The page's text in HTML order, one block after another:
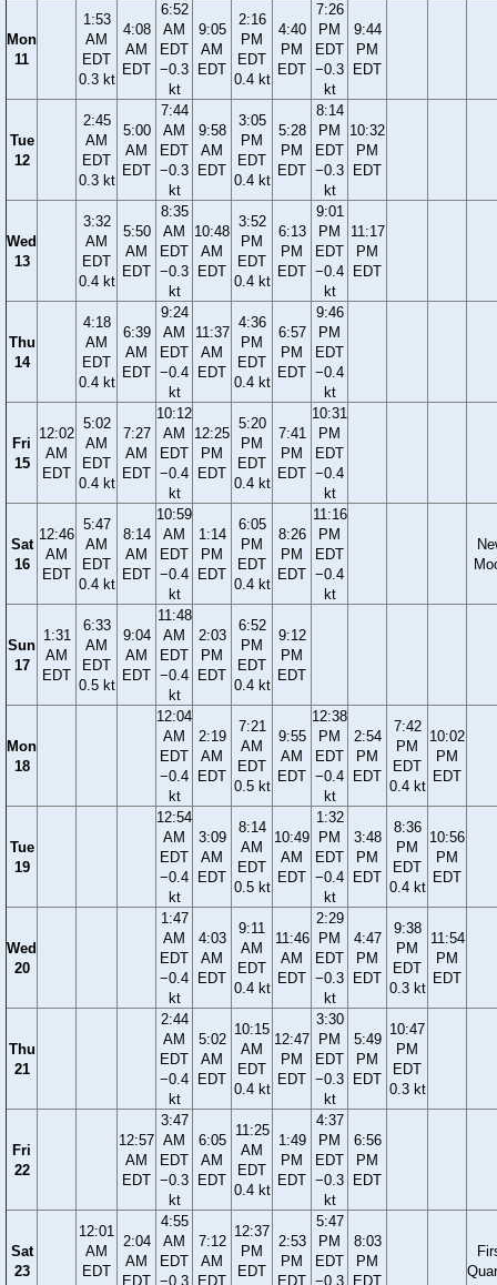
Mon
11
1:53
AM
EDT
0.3 kt
4:08
AM
EDT
6:52
AM
EDT
−0.3
kt
9:05
AM
EDT
2:16
PM
EDT
0.4 kt
4:40
PM
EDT
7:26
PM
EDT
−0.3
kt
9:44
PM
EDT
Tue
12
2:45
AM
EDT
0.3 kt
5:00
AM
EDT
7:44
AM
EDT
−0.3
kt
9:58
AM
EDT
3:05
PM
EDT
0.4 kt
5:28
PM
EDT
8:14
PM
EDT
−0.3
kt
10:32
PM
EDT
Wed
13
3:32
AM
EDT
0.4 kt
5:50
AM
EDT
8:35
AM
EDT
−0.3
kt
10:48
AM
EDT
3:52
PM
EDT
0.4 kt
6:13
PM
EDT
9:01
PM
EDT
−0.4
kt
11:17
PM
EDT
Thu
14
4:18
AM
EDT
0.4 kt
6:39
AM
EDT
9:24
AM
EDT
−0.4
kt
11:37
AM
EDT
4:36
PM
EDT
0.4 kt
6:57
PM
EDT
9:46
PM
EDT
−0.4
kt
Fri
15
12:02
AM
EDT
5:02
AM
EDT
0.4 kt
7:27
AM
EDT
10:12
AM
EDT
−0.4
kt
12:25
PM
EDT
5:20
PM
EDT
0.4 kt
7:41
PM
EDT
10:31
PM
EDT
−0.4
kt
Sat
16
12:46
AM
EDT
5:47
AM
EDT
0.4 kt
8:14
AM
EDT
10:59
AM
EDT
−0.4
kt
1:14
PM
EDT
6:05
PM
EDT
0.4 kt
8:26
PM
EDT
11:16
PM
EDT
−0.4
kt
Sun
17
1:31
AM
EDT
6:33
AM
EDT
0.5 kt
9:04
AM
EDT
11:48
AM
EDT
−0.4
kt
2:03
PM
EDT
6:52
PM
EDT
0.4 kt
9:12
PM
EDT
Mon
18
12:04
AM
EDT
−0.4
kt
2:19
AM
EDT
7:21
AM
EDT
0.5 kt
9:55
AM
EDT
12:38
PM
EDT
−0.4
kt
2:54
PM
EDT
7:42
PM
EDT
0.4 kt
10:02
PM
EDT
Tue
19
12:54
AM
EDT
−0.4
kt
3:09
AM
EDT
8:14
AM
EDT
0.5 kt
10:49
AM
EDT
1:32
PM
EDT
−0.4
kt
3:48
PM
EDT
8:36
PM
EDT
0.4 kt
10:56
PM
EDT
Wed
20
1:47
AM
EDT
−0.4
kt
4:03
AM
EDT
9:11
AM
EDT
0.4 kt
11:46
AM
EDT
2:29
PM
EDT
−0.3
kt
4:47
PM
EDT
9:38
PM
EDT
0.3 kt
11:54
PM
EDT
Thu
21
2:44
AM
EDT
−0.4
kt
5:02
AM
EDT
10:15
AM
EDT
0.4 kt
12:47
PM
EDT
3:30
PM
EDT
−0.3
kt
5:49
PM
EDT
10:47
PM
EDT
0.3 kt
Fri
22
12:57
AM
EDT
3:47
AM
EDT
−0.3
kt
6:05
AM
EDT
11:25
AM
EDT
0.4 kt
1:49
PM
EDT
4:37
PM
EDT
−0.3
kt
6:56
PM
EDT
Sat
23
12:01
AM
EDT
2:04
AM
EDT
4:55
AM
EDT
−0.3
7:12
AM
EDT
12:37
PM
EDT
2:53
PM
EDT
5:47
PM
EDT
−0.3
8:03
PM
EDT